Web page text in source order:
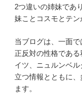
2つ違いの姉妹であ
妹ことコスモとテン
当ブログは、一面
正反対の性格であ
イツ、ニュルンベ
立つ情報とともに
ます。